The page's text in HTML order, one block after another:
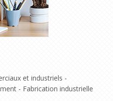
et industriels -
- Fabrication industrielle